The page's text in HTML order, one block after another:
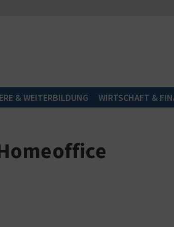
& WEITERBILDUNG WIRTSCHAFT &